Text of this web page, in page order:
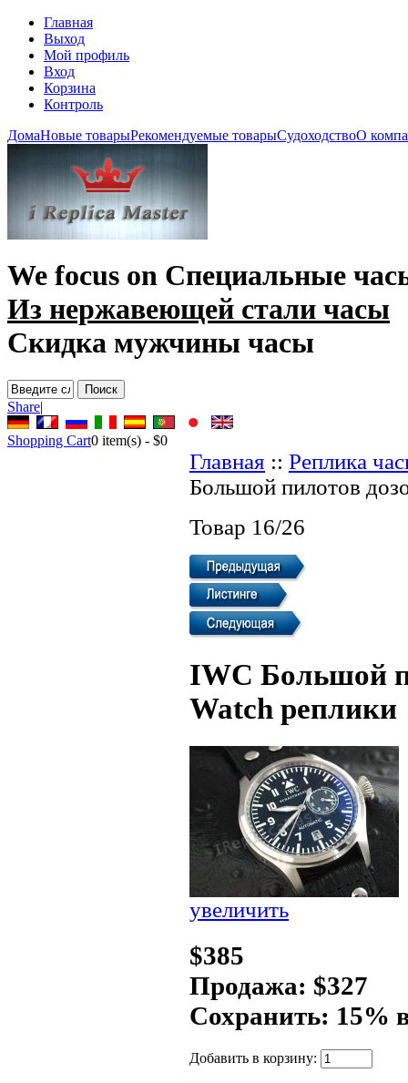
Главная
Выход
Мой профиль
Вход
Корзина
Контроль
ДомаНовые товарыРекомендуемые товарыСудоходствоО
We focus on Специальные
Из нержавеющей стали часы
Скидка мужчины часы
Share|
Shopping Cart0 item(s) - $0
Главная :: Реплика
Большой пилотов
Товар 16/26
IWC Большой
Watch реплики
увеличить
$385
Продажа: $327
Сохранить: 15%
Добавить в корзину: